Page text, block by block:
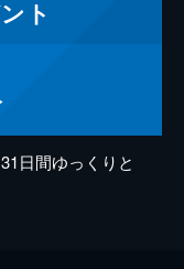
ト
日間ゆっくりと